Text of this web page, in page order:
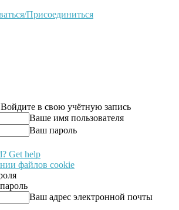
Присоединиться
в свою учётную запись
Ваше имя пользователя
Ваш пароль
Get help
файлов cookie
Ваш адрес электронной почты